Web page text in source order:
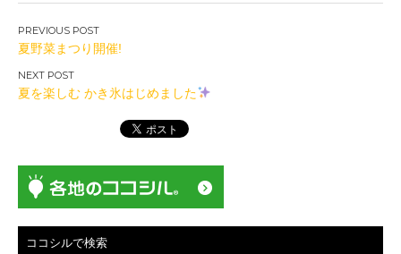
投
稿
ナ
ビ
シ
ョ
夏野菜まつり開催!
夏を楽しむ かき氷はじめました
ココシルで検索